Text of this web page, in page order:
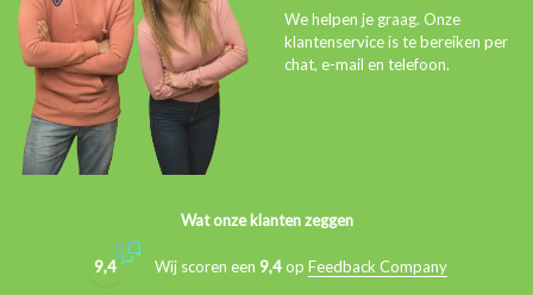
We helpen je graag. Onze
klantenservice is te bereiken per
chat, e-mail en telefoon.
Wat onze klanten zeggen
9,4 Wij scoren een 9,4op Feedback Company